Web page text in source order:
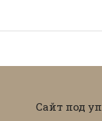
Сайт под